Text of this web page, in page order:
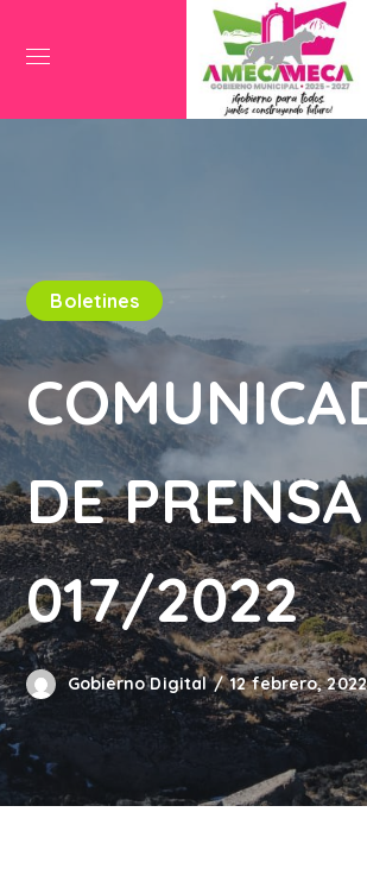
Boletines
DE PRENSA
017/2022
Gobierno Digital 12 febrero, 2022